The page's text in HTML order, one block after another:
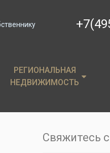
РЕГИОНАЛЬНАЯ
НЕДВИЖИМОСТЬ
РЕГИОНАЛЬНАЯ
НЕДВИЖИМОСТЬ
Свяжитесь